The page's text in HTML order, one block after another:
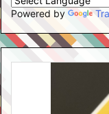
Powered by